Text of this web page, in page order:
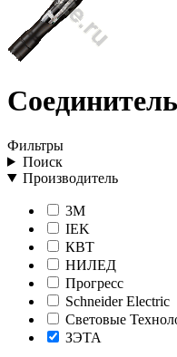
Фильтры
Поиск
Производитель
3M
IEK
КВТ
НИЛЕД
Прогресс
Schneider Electric
Световые
ЗЭТА